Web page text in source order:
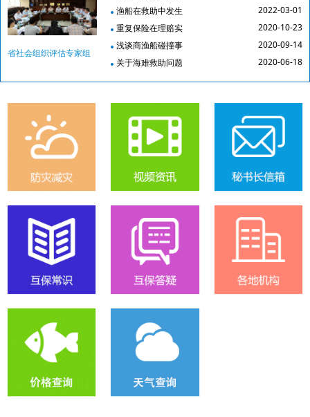
省社会组织评估专家组
渔船在救助中发生
2022-03-01
重复保险在理赔实
2020-10-23
浅谈商渔船碰撞事
2020-09-14
关于海难救助问题
2020-06-18